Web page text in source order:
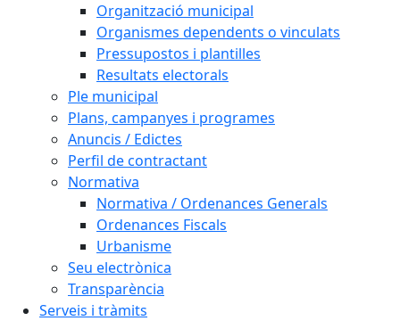
Organització municipal
Organismes dependents o vinculats
Pressupostos i plantilles
Resultats electorals
Ple municipal
Plans, campanyes i programes
Anuncis / Edictes
Perfil de contractant
Normativa
Normativa / Ordenances Generals
Ordenances Fiscals
Urbanisme
Seu electrònica
Transparència
Serveis i tràmits